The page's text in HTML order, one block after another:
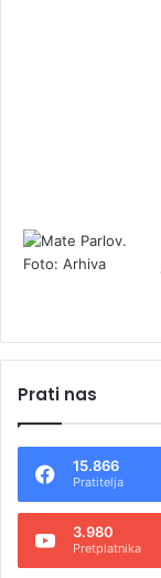
Prati nas
15.866
Pratitelja
3.980
Pretplatnika